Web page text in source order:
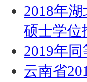
2018年
硕士学位
2019年
云南省